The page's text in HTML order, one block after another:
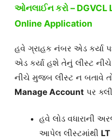
ઓનલાઈન કરો – DGVCL
Online Application
હવે ગ્રાહક નંબર એડ કર્યા
એડ કર્યા હશે તેનું લીસ્ટ
નીચે મુજબ લીસ્ટ ન બતાવે
Manage Account પર
હવે લોડ વધારાની
આપેલ લીસ્ટમાંથી